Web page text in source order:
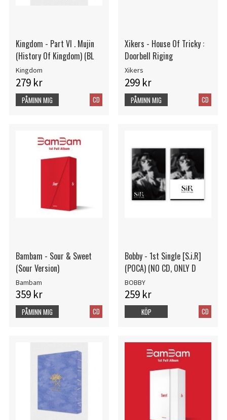
Kingdom - Part VI . Mujin
(History Of Kingdom) (BL
Kingdom
279 kr
CD
PÅMINN MIG
Xikers - House Of Tricky :
Doorbell Riging
Xikers
299 kr
CD
PÅMINN MIG
Bambam - Sour & Sweet
(Sour Version)
Bambam
359 kr
CD
PÅMINN MIG
Bobby - 1st Single [S.i.R]
(POCA) (NO CD, ONLY D
BOBBY
259 kr
CD
KÖP